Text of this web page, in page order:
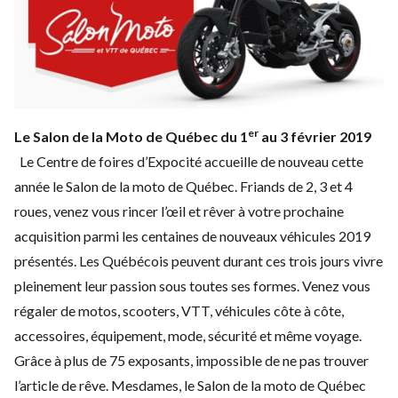
Le Salon de la Moto de Québec du 1er au 3 février 2019
Le Centre de foires d’Expocité accueille de nouveau cette
année le Salon de la moto de Québec. Friands de 2, 3 et 4
roues, venez vous rincer l’œil et rêver à votre prochaine
acquisition parmi les centaines de nouveaux véhicules 2019
présentés. Les Québécois peuvent durant ces trois jours vivre
pleinement leur passion sous toutes ses formes. Venez vous
régaler de motos, scooters, VTT, véhicules côte à côte,
accessoires, équipement, mode, sécurité et même voyage.
Grâce à plus de 75 exposants, impossible de ne pas trouver
l’article de rêve. Mesdames, le Salon de la moto de Québec